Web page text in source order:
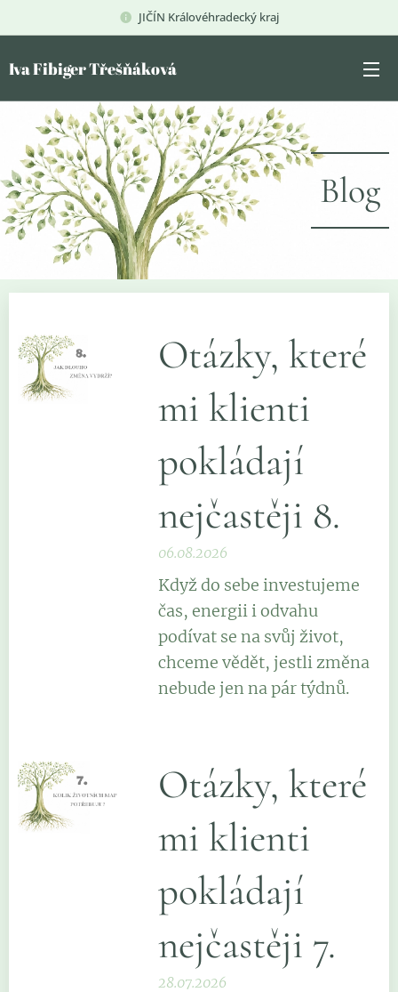
JIČÍN Královéhradecký kraj
Iva Fibiger Třešňáková
Blog
Otázky, které
mi klienti
pokládají
nejčastěji 8.
06.08.2026
Když do sebe investujeme
čas, energii i odvahu
podívat se na svůj život,
chceme vědět, jestli změna
nebude jen na pár týdnů.
Otázky, které
mi klienti
pokládají
nejčastěji 7.
28.07.2026